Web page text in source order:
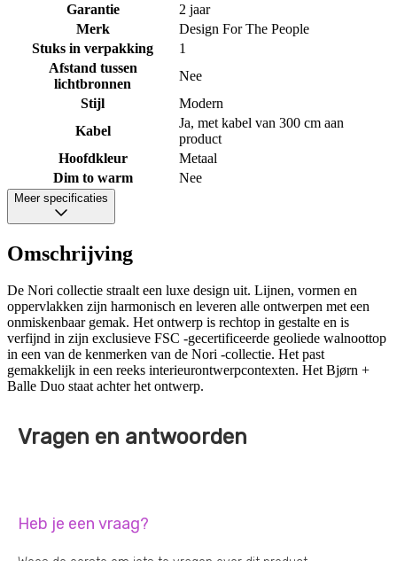
Garantie
2 jaar
Merk
Design For The People
Stuks in verpakking
1
Afstand tussen
lichtbronnen
Nee
Stijl
Modern
Kabel
Ja, met kabel van 300 cm aan
product
Hoofdkleur
Metaal
Dim to warm
Nee
Meer specificaties
Omschrijving
De Nori collectie straalt een luxe design uit. Lijnen, vormen en
oppervlakken zijn harmonisch en leveren alle ontwerpen met een
onmiskenbaar gemak. Het ontwerp is rechtop in gestalte en is
verfijnd in zijn exclusieve FSC -gecertificeerde geoliede walnoottop
in een van de kenmerken van de Nori -collectie. Het past
gemakkelijk in een reeks interieurontwerpcontexten. Het Bjørn +
Balle Duo staat achter het ontwerp.
Vragen en antwoorden
Heb je een vraag?